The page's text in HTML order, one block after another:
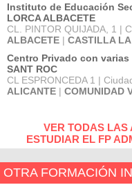
Instituto de Educación
LORCA ALBACETE
CL. PINTOR QUIJADA, 1 |
ALBACETE | CASTILLA
Centro Privado con varias
SANT ROC
CL ESPRONCEDA 1 |
ALICANTE | COMUNIDAD
VER TODAS LAS
ESTUDIAR EL FP
OTRA FORMACIÓN